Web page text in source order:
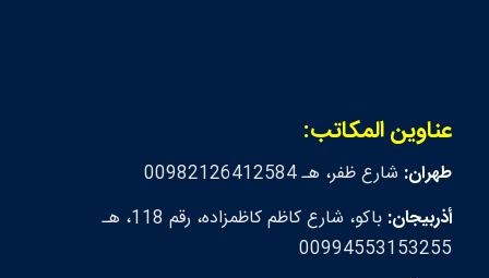
عناوين المكاتب:
طهران: شارع ظفر، هـ 00982126412584
أذربيجان:
باكو، شارع كاظم كاظمزاده، رقم 118، هـ
00994553153255